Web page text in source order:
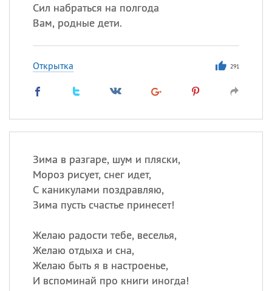
Сил набраться на полгода
Вам, родные дети.
Открытка 291
Зима в разгаре, шум и пляски,
Мороз рисует, снег идет,
С каникулами поздравляю,
Зима пусть счастье принесет!
Желаю радости тебе, веселья,
Желаю отдыха и сна,
Желаю быть я в настроенье,
И вспоминай про книги иногда!